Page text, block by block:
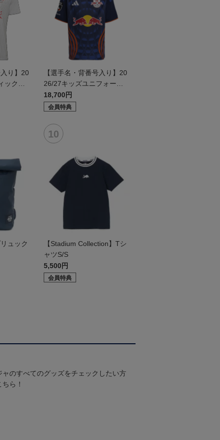
り】20
クユ
【選手名・背番号入り】20
26/27キッズユニフォーム
（フィールド1st）
18,700円
会員特典
ュック
【Stadium Collection】Tシ
ャツS/S
5,500円
会員特典
のすべてのグッズをチェックしたい方
ら！